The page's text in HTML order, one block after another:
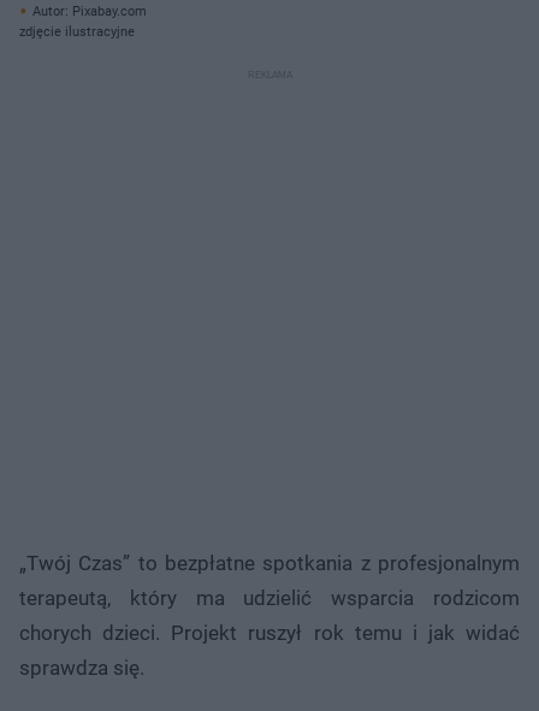
Autor: Pixabay.com
zdjęcie ilustracyjne
„Twój Czas” to bezpłatne spotkania z profesjonalnym
terapeutą, który ma udzielić wsparcia rodzicom
chorych dzieci. Projekt ruszył rok temu i jak widać
sprawdza się.